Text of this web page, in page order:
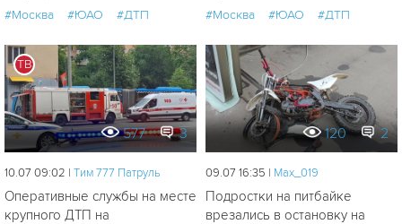
#Москва #ЮАО #ДТП #Москва #ЮАО #ДТП
ТВ
577 3
10.07 09:02 | Tим 777 Патруль
Оперативные службы на месте
крупного ДТП на
120 2
09.07 16:35 | Мах_019
Подростки на питбайке
врезались в остановку на